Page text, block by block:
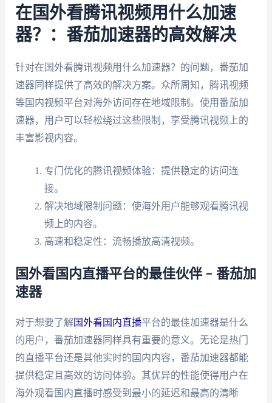
在国外看腾讯视频用什么加速
器？：番茄加速器的高效解决
针对在国外看腾讯视频用什么加速器？的问题，番茄加
速器同样提供了高效的解决方案。众所周知，腾讯视频
等国内视频平台对海外访问存在地域限制。使用番茄加
速器，用户可以轻松绕过这些限制，享受腾讯视频上的
丰富影视内容。
专门优化的腾讯视频体验：提供稳定的访问连
接。
解决地域限制问题：使海外用户能够观看腾讯视
频上的内容。
高速和稳定性：流畅播放高清视频。
国外看国内直播平台的最佳伙伴 – 番茄加
速器
对于想要了解国外看国内直播平台的最佳加速器是什么
的用户，番茄加速器同样具有重要的意义。无论是热门
的直播平台还是其他实时的国内内容，番茄加速器都能
提供稳定且高效的访问体验。其优异的性能使得用户在
海外观看国内直播时感受到最小的延迟和最高的清晰